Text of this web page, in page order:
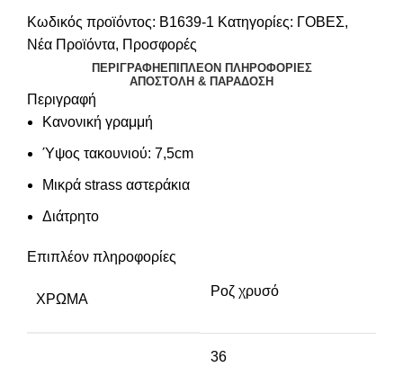
Κωδικός προϊόντος: B1639-1 Κατηγορίες: ΓΟΒΕΣ,
Νέα Προϊόντα, Προσφορές
ΠΕΡΙΓΡΑΦΉ ΕΠΙΠΛΈΟΝ ΠΛΗΡΟΦΟΡΊΕΣ
ΑΠΟΣΤΟΛΉ & ΠΑΡΆΔΟΣΗ
Περιγραφή
Κανονική γραμμή
Ύψος τακουνιού: 7,5cm
Μικρά strass αστεράκια
Διάτρητο
Επιπλέον πληροφορίες
ΧΡΏΜΑ
Ροζ χρυσό
36